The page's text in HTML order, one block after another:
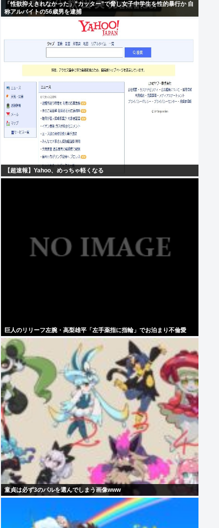
「性欲抑えきれなかった」”カッター”で脅し女子中学生を性的暴行か 自
称アルバイトの56歳男を逮捕
【超速報】Yahoo、めっちゃ軽くなる
巨人のリリーフ左腕・高梨雄平「左手薬指に指輪」でお泊まり不倫愛
童貞は必ず3のパルを選んでしまう画像www